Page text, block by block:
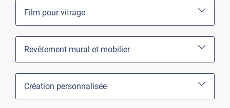
Film pour vitrage
Revêtement mural et mobilier
Création personnalisée